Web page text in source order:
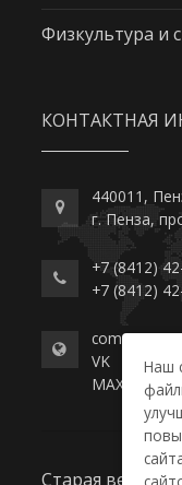
Физкультура и
КОНТАКТНАЯ
440011,
г. Пенза,
+7 (8412)
+7 (8412)
commerce-
VK
MAX
Старая версия
Наш